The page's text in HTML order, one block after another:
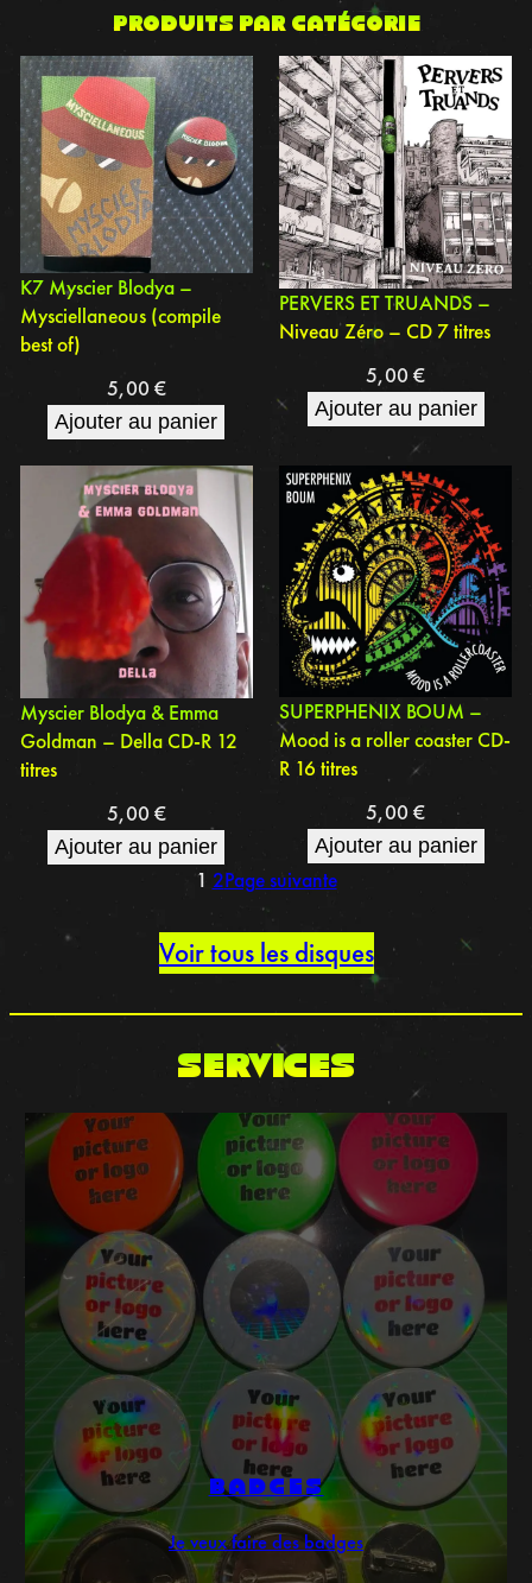
Produits par catégorie
K7 Myscier Blodya –
Mysciellaneous (compile
best of)
5,00 €
Ajouter au panier
PERVERS ET TRUANDS –
Niveau Zéro – CD 7 titres
5,00€
Ajouter au panier
Myscier Blodya & Emma
Goldman – Della CD-R 12
titres
5,00 €
Ajouter au panier
SUPERPHENIX BOUM –
Mood is a roller coaster CD-
R 16 titres
5,00€
Ajouter au panier
1 2Page suivante
Voir tous les disques
SERVICES
BADGES
Je veux faire des badges